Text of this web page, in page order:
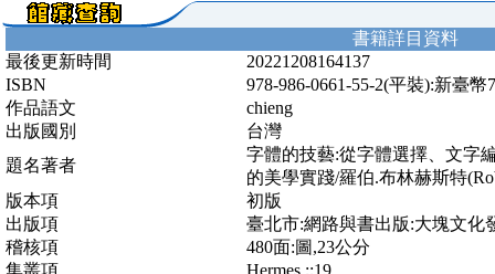
書籍詳目資料
最後更新時間
20221208164137
ISBN
978-986-0661-55-2(平裝):新臺幣
作品語文
chieng
出版國別
台灣
題名著者
字體的技藝:從字體選擇、文字
的美學實踐/羅伯.布林赫斯特
版本項
初版
出版項
臺北市:網路與書出版:大塊文化
稽核項
480面:圖,23公分
集叢項
Hermes ;;19